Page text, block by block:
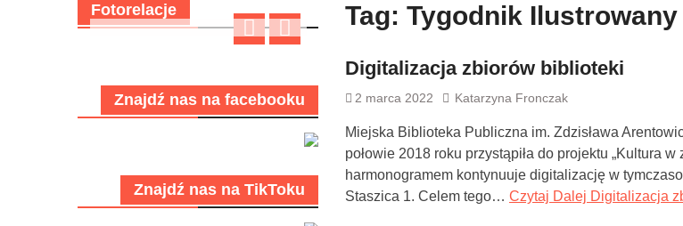
Tag: Tygodnik Ilustrowany
Digitalizacja zbiorów biblioteki
2 marca 2022 Katarzyna Fronczak
Miejska Biblioteka Publiczna im. Zdzisława
połowie 2018 roku przystąpiła do projektu „Kultura w
harmonogramem kontynuuje digitalizację w
Staszica 1. Celem tego… Czytaj Dalej Digitalizacja
Fotorelacje
Znajdź nas na facebooku
Znajdź nas na TikToku